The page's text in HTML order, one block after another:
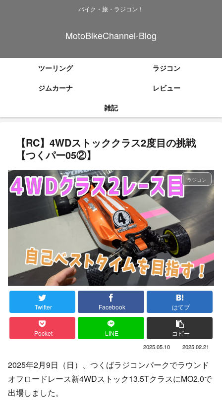
バイク・旅・ラジコン！
MotoBikeChannel-Blog
ツーリング
ラジコン
ジムカーナ
レビュー
雑記
【RC】4WDストッククラス2度目の挑戦
【つくパー05②】
ラジコン
Twitter Facebook はてブ
Pocket LINE コピー
2025.05.10 2025.02.21
2025年2月9日（日）、つくばラジコンパークでラウンド
オフロードレース新4WDストック13.5TクラスにMO2.0で
出場しました。